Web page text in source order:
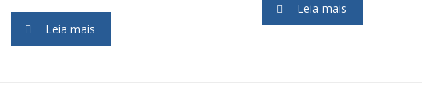
Leia mais
Leia mais